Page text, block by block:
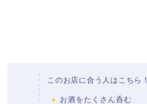
このお店に合う人はこちら！
お酒をたくさん呑む